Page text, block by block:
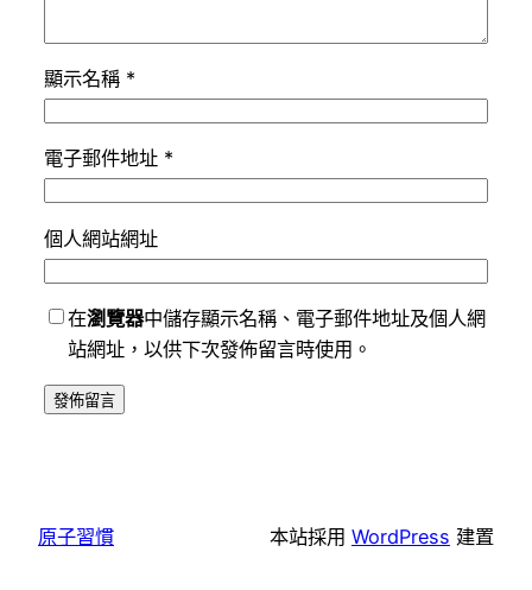
顯示名稱 *
電子郵件地址 *
個人網站網址
在瀏覽器中儲存顯示名稱、電子郵件地址及個人網
站網址，以供下次發佈留言時使用。
原子習慣 本站採用 WordPress 建置